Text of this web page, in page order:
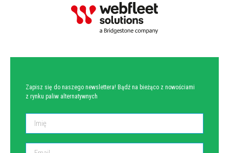
Zapisz się do naszego newslettera! Bądź na bieżąco z nowościami
z rynku paliw alternatywnych